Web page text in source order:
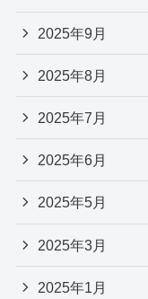
2025年9月
2025年8月
2025年7月
2025年6月
2025年5月
2025年3月
2025年1月